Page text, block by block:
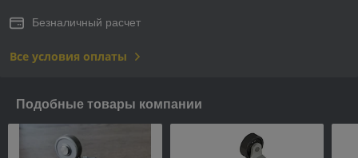
Безналичный расчет
Все условия оплаты
Подобные товары компании